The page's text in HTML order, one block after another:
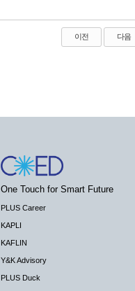
이전 다음
One Touch for Smart Future
PLUS Career
KAPLI
KAFLIN
Y&K Advisory
PLUS Duck